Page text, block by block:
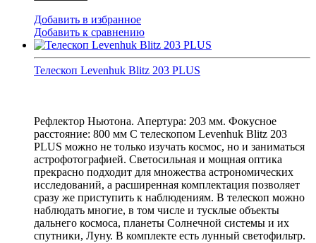
Добавить в избранное
Добавить к сравнению
Телескоп Levenhuk Blitz 203 PLUS
Рефлектор Ньютона. Апертура: 203 мм. Фокусное
расстояние: 800 мм С телескопом Levenhuk Blitz 203
PLUS можно не только изучать космос, но и заниматься
астрофотографией. Светосильная и мощная оптика
прекрасно подходит для множества астрономических
исследований, а расширенная комплектация позволяет
сразу же приступить к наблюдениям. В телескоп можно
наблюдать многие, в том числе и тусклые объекты
дальнего космоса, планеты Солнечной системы и их
спутники, Луну. В комплекте есть лунный светофильтр.